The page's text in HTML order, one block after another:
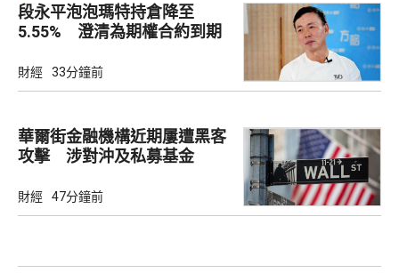
段永平泡泡瑪特持倉降至
5.55% 澄清為期權合約到期
財經 33分鐘前
華爾街金融機構近期屢遭黑客
攻擊 涉對沖及私募基金
財經 47分鐘前